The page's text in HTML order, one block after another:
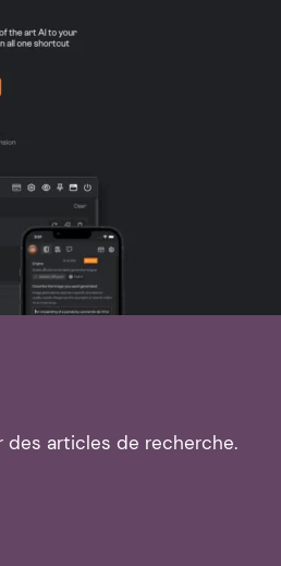
des articles de recherche.